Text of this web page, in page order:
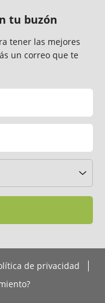
tu buzón
tener las mejores
un correo que te
de privacidad